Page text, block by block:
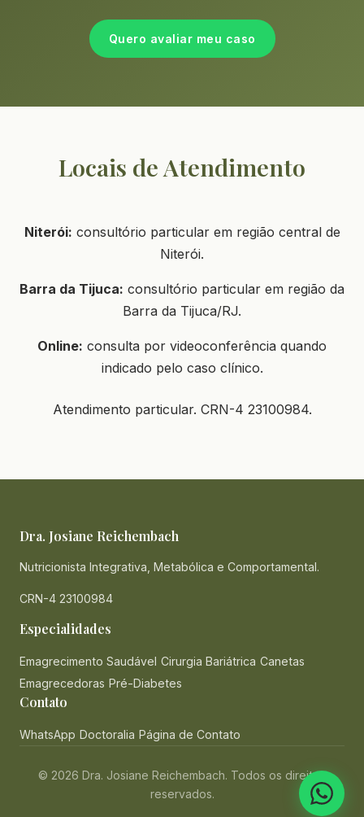
Quero avaliar meu caso
Locais de Atendimento
Niterói: consultório particular em região central de
Niterói.
Barra da Tijuca: consultório particular em região da
Barra da Tijuca/RJ.
Online: consulta por videoconferência quando
indicado pelo caso clínico.
Atendimento particular. CRN-4 23100984.
Dra. Josiane Reichembach
Nutricionista Integrativa, Metabólica e Comportamental.
CRN-4 23100984
Especialidades
Emagrecimento Saudável Cirurgia Bariátrica Canetas
Emagrecedoras Pré-Diabetes
Contato
WhatsApp Doctoralia Página de Contato
© 2026 Dra. Josiane Reichembach. Todos os direitos
reservados.